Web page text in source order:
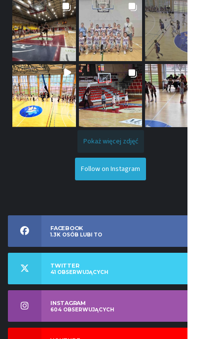
Pokaż więcej zdjęć
Follow on Instagram
FACEBOOK
1.3K OSÓB LUBI TO
TWITTER
41 OBSERWUJĄCYCH
INSTAGRAM
604 OBSERWUJĄCYCH